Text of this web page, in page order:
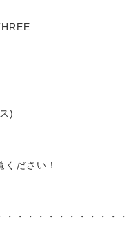
)
ださい！
・・・・・・・・・・・